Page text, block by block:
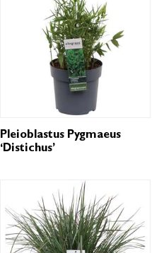
Pleioblastus Pygmaeus
‘Distichus’